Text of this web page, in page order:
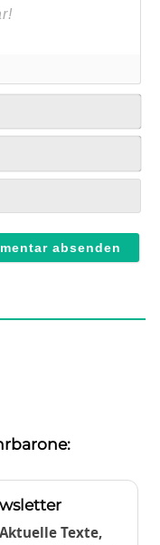
Texte,